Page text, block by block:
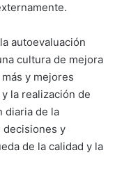
autoevaluación
cultura de mejora
y mejores
la realización de
diaria de la
decisiones y
de la calidad y la